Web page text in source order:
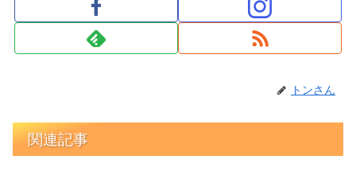
トンさん
関連記事